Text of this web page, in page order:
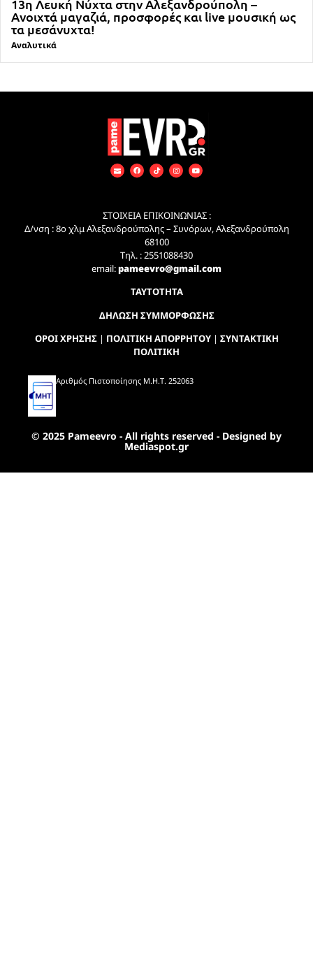
13η Λευκή Νύχτα στην Αλεξανδρούπολη –
Ανοιχτά μαγαζιά, προσφορές και live μουσική ως
τα μεσάνυχτα!
Αναλυτικά
ΣΤΟΙΧΕΙΑ ΕΠΙΚΟΙΝΩΝΙΑΣ :
Δ/νση : 8ο χλμ Αλεξανδρούπολης – Συνόρων, Αλεξανδρούπολη
68100
Τηλ. : 2551088430
email:pameevro@gmail.com
ΤΑΥΤΟΤΗΤΑ
ΔΗΛΩΣΗ ΣΥΜΜΟΡΦΩΣΗΣ
ΟΡΟΙ ΧΡΗΣΗΣ| ΠΟΛΙΤΙΚΗ ΑΠΟΡΡΗΤΟΥ| ΣΥΝΤΑΚΤΙΚΗ
ΠΟΛΙΤΙΚΗ
Αριθμός Πιστοποίησης Μ.Η.Τ. 252063
© 2025 Pameevro - All rights reserved - Designed by
Mediaspot.gr